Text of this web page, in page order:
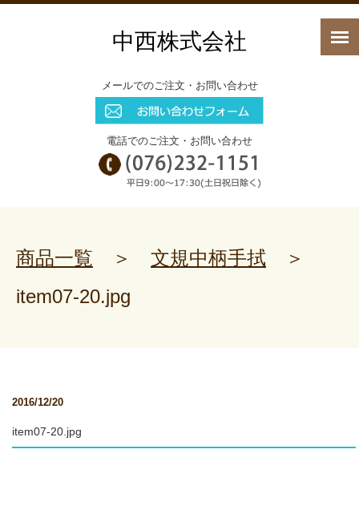
中西株式会社
メールでのご注文・お問い合わせ
電話でのご注文・お問い合わせ
商品一覧 ＞ 文規中柄手拭 ＞
item07-20.jpg
2016/12/20
item07-20.jpg